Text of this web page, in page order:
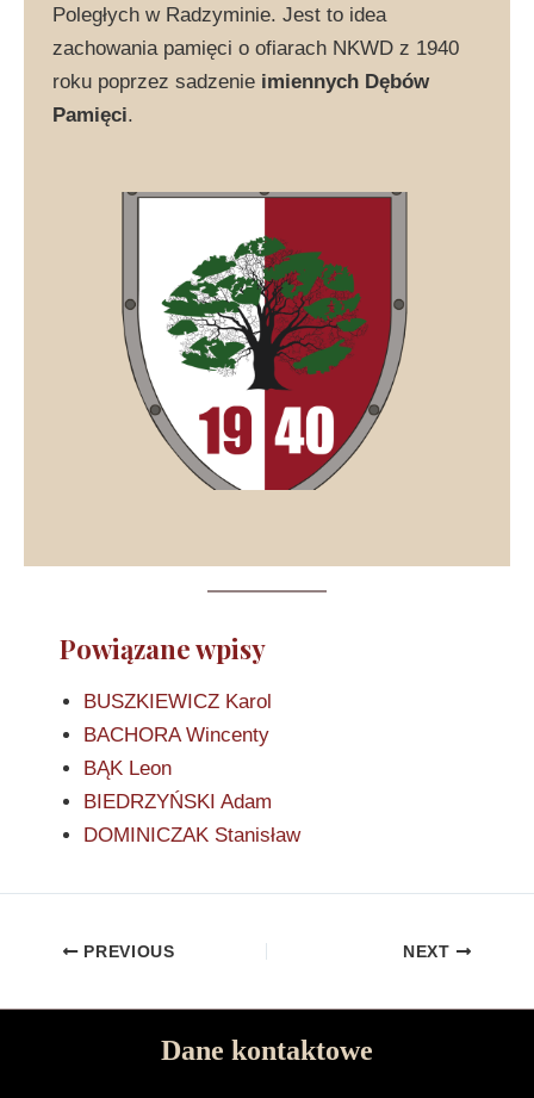
Poległych w Radzyminie. Jest to idea
zachowania pamięci o ofiarach NKWD z 1940
roku poprzez sadzenie imiennych Dębów
Pamięci.
Powiązane wpisy
BUSZKIEWICZ Karol
BACHORA Wincenty
BĄK Leon
BIEDRZYŃSKI Adam
DOMINICZAK Stanisław
PREVIOUS NEXT
Dane kontaktowe